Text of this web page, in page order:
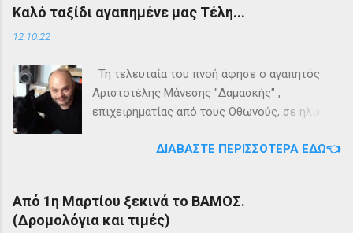
Ακολουθήστε μας στο Instagram 👉
πληροφορίες σχετικά με τα δρομολόγια
+302661024220 👉Ακολουθήστε μας στο
Facebook και στο Instagram 📬Εγγραφείτε
στο ενημερωτικό δελτίο πατώντας ΕΔΩ
Καλό ταξίδι αγαπημένε μας Τέλη...
12.10.22
Τη τελευταία του πνοή άφησε ο αγαπητός
Αριστοτέλης Μάνεσης "Δαμασκής" ,
επιχειρηματίας από τους Οθωνούς, σε ηλικία
Πέμπτη 13 Οκτωβρίου στο κοιμητήριο του
ΔΙΑΒΆΣΤΕ ΠΕΡΙΣΣΌΤΕΡΑ ΕΔΏ👈
Από 1η Μαρτίου ξεκινά το ΒΑΜΟΣ.
(Δρομολόγια και τιμές)